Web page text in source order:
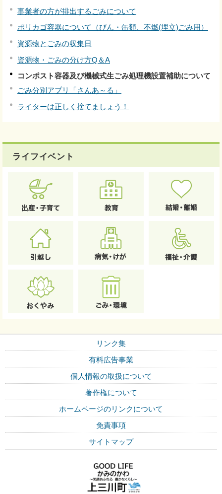
事業者の方が排出するごみについて
ポリカゴ容器について（びん・缶類、不燃(埋立)ごみ用）
資源物とごみの収集日
資源物・ごみの分け方Q＆A
コンポスト容器及び機械式生ごみ処理機設置補助について
ごみ分別アプリ「さんあ～る」
ライターは正しく捨てましょう！
ライフイベント
リンク集
有料広告事業
個人情報の取扱について
著作権について
ホームページのリンクについて
免責事項
サイトマップ